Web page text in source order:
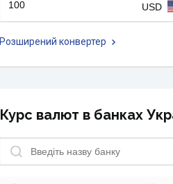
USD
Розширений конвертер
Курс валют в банках